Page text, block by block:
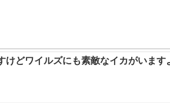
けどワイルズにも素敵なイカがいます